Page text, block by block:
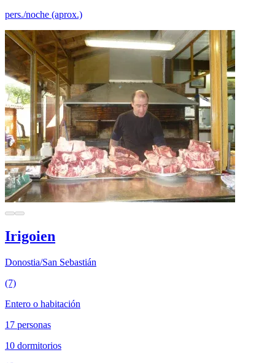
pers./noche (aprox.)
Irigoien
Donostia/San Sebastián
(7)
Entero o habitación
17 personas
10 dormitorios